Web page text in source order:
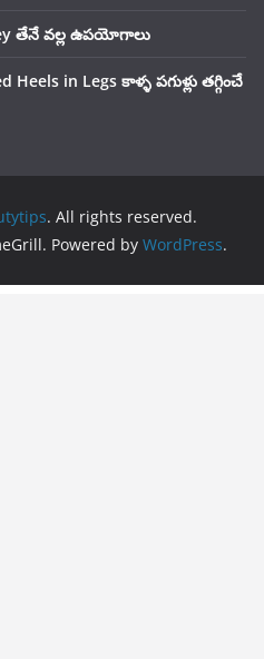
తేనే వల్ల ఉపయోగాలు
Heels in Legs కాళ్ళ పగుళ్లు తగ్గించే
. All rights reserved.
Powered by WordPress.